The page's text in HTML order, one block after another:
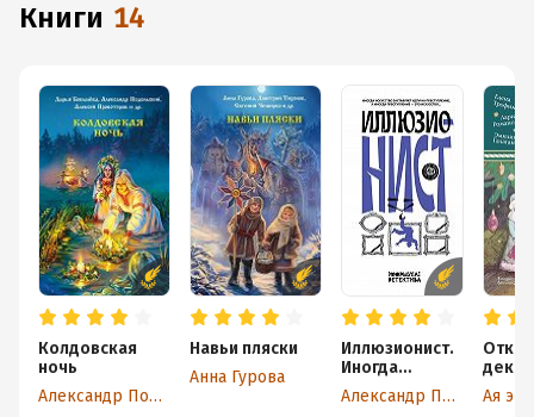
книги 14
Колдовская
ночь
Александр Подольский
Навьи пляски
Анна Гурова
Иллюзионист.
Иногда
искусство
заставляет
Александр Подольский Ая эН